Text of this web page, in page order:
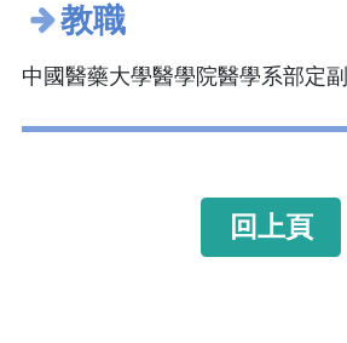
教職
中國醫藥大學醫學院醫學系部定
回上頁